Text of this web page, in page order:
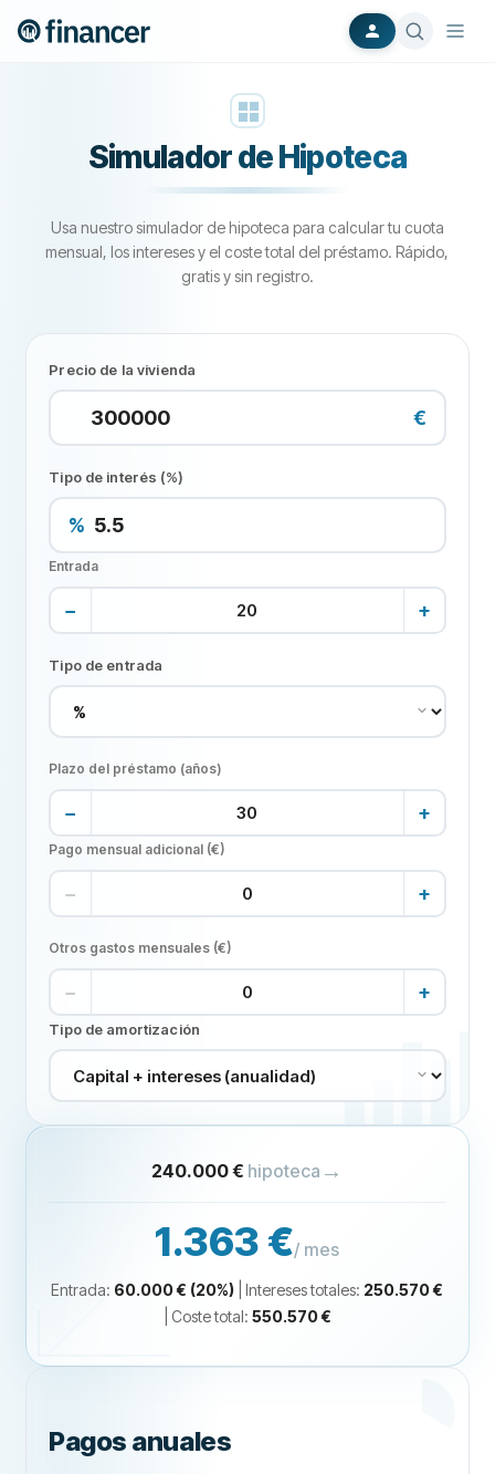
Simulador de Hipoteca
Usa nuestro simulador de hipoteca para calcular tu cuota
mensual, los intereses y el coste total del préstamo. Rápido,
gratis y sin registro.
Precio de la vivienda
€
Tipo de interés (%)
%
Entrada
− +
Tipo de entrada
Plazo del préstamo (años)
− +
Pago mensual adicional (€)
− +
Otros gastos mensuales (€)
− +
Tipo de amortización
240.000 € hipoteca →
1.363 €/ mes
Entrada: 60.000 € (20%) |Intereses totales: 250.570 €
Coste total: 550.570 €
Pagos anuales